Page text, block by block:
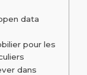
data
pour les
dans